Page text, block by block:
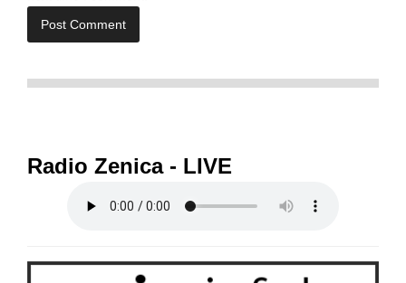
Radio Zenica - LIVE